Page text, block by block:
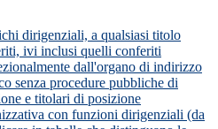
dirigenziali, a qualsiasi titolo
ivi inclusi quelli conferiti
dall'organo di indirizzo
senza procedure pubbliche di
e titolari di posizione
con funzioni dirigenziali (da